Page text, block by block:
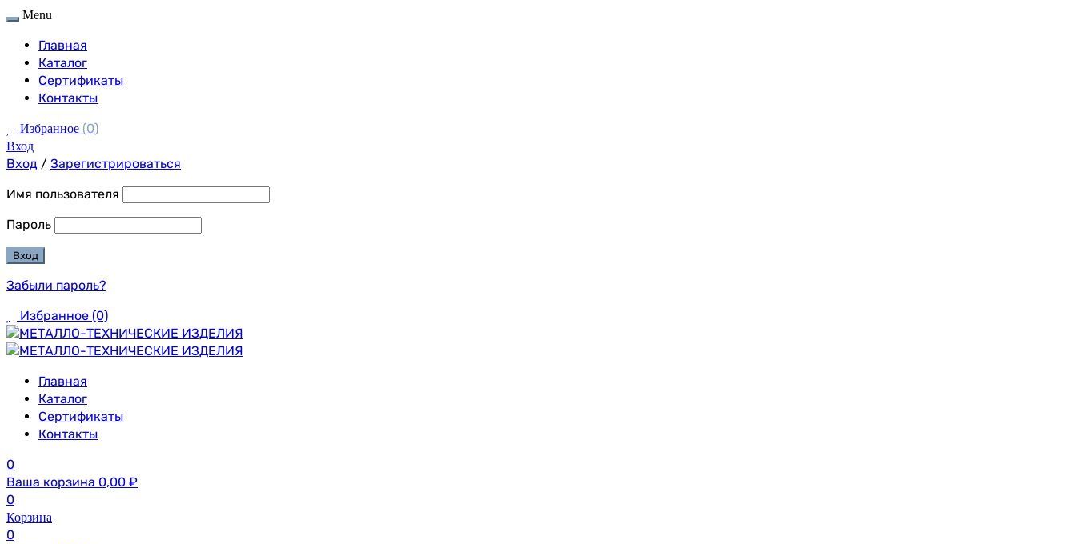
Menu
Главная
Каталог
Сертификаты
Контакты
Избранное (0)
Вход
Вход / Зарегистрироваться
Имя пользователя
Пароль
Забыли пароль?
Избранное (0)
Главная
Каталог
Сертификаты
Контакты
0
Ваша корзина 0,00 ₽
0
Корзина
0